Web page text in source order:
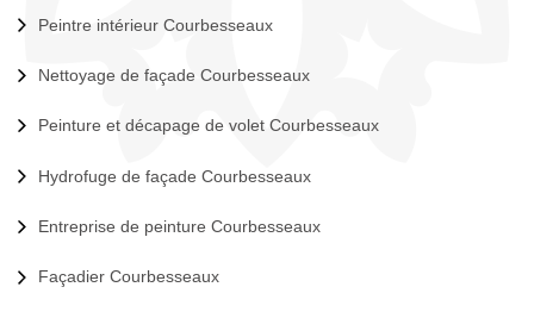
Peintre intérieur Courbesseaux
Nettoyage de façade Courbesseaux
Peinture et décapage de volet Courbesseaux
Hydrofuge de façade Courbesseaux
Entreprise de peinture Courbesseaux
Façadier Courbesseaux